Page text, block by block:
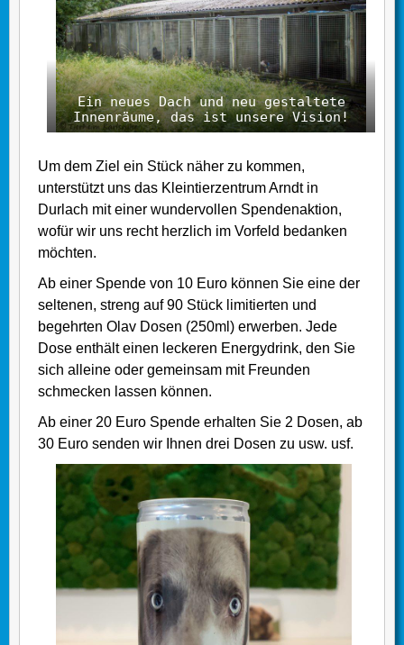
Ein neues Dach und neu gestaltete
Innenräume, das ist unsere Vision!
Um dem Ziel ein Stück näher zu kommen,
unterstützt uns das Kleintierzentrum Arndt in
Durlach mit einer wundervollen Spendenaktion,
wofür wir uns recht herzlich im Vorfeld bedanken
möchten.
Ab einer Spende von 10 Euro können Sie eine der
seltenen, streng auf 90 Stück limitierten und
begehrten Olav Dosen (250ml) erwerben. Jede
Dose enthält einen leckeren Energydrink, den Sie
sich alleine oder gemeinsam mit Freunden
schmecken lassen können.
Ab einer 20 Euro Spende erhalten Sie 2 Dosen, ab
30 Euro senden wir Ihnen drei Dosen zu usw. usf.